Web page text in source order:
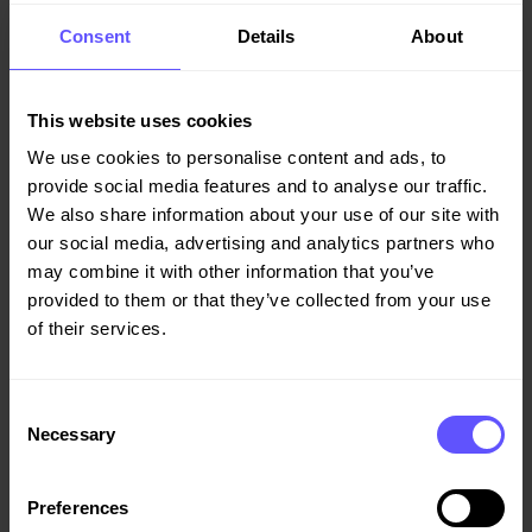
Consent Details About
This website uses cookies
We use cookies to personalise content and ads, to
provide social media features and to analyse our traffic.
We also share information about your use of our site with
our social media, advertising and analytics partners who
may combine it with other information that you’ve
provided to them or that they’ve collected from your use
of their services.
Selection
Necessary
Preferences
vid utformningen av kontraktskrav men också vid behov av
uppföljning eller om det uppstått en situation som behöver
hanteras.
Ladda ner din beställarhandbok
I bräschen för en sundare byggbransch
arbetet för en sundare byggbransch genom att omsätta
krav på seriositet till konkreta arbetssätt, kontroller och